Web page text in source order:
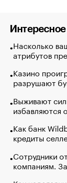
Насколько
атрибутов
Казино
разрушают
Выживают
избавляются
Как банк
кредиты
Сотрудники
компаниям.